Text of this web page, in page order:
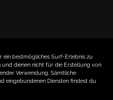
ein bestmögliches Surf-Erlebnis zu
und dienen nicht für die Erstellung von
Verwendung. Sämtliche
eingebundenen Diensten findest du